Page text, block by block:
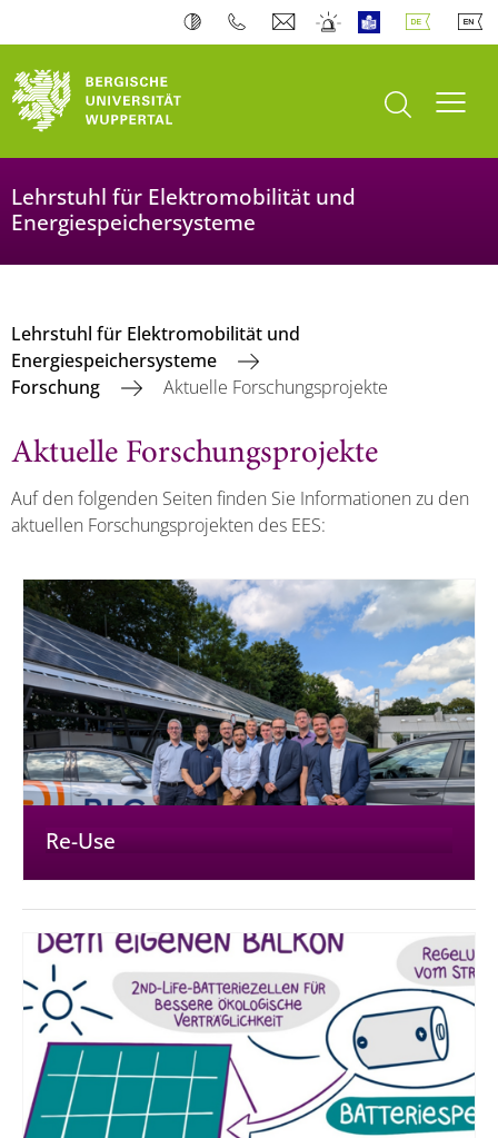
Suche öffnen
Lehrstuhl für Elektromobilität und
Energiespeichersysteme
Lehrstuhl für Elektromobilität und
Energiespeichersysteme
Forschung
Aktuelle Forschungsprojekte
Aktuelle Forschungsprojekte
Auf den folgenden Seiten finden Sie Informationen zu den
aktuellen Forschungsprojekten des EES:
Re-Use